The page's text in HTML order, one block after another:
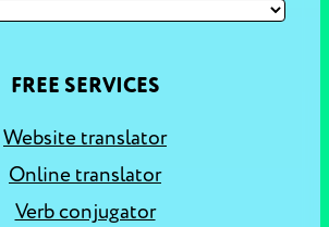
FREE SERVICES
Website translator
Online translator
Verb conjugator